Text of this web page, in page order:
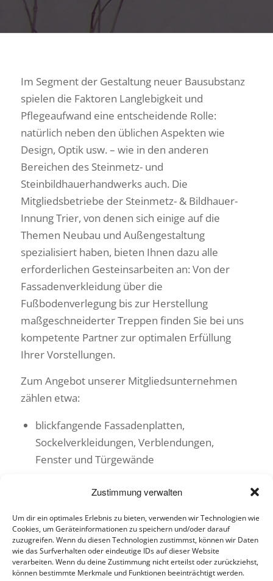
Zustimmung verwalten
Um dir ein optimales Erlebnis zu bieten, verwenden wir Technologien wie
Cookies, um Geräteinformationen zu speichern und/oder darauf
zuzugreifen. Wenn du diesen Technologien zustimmst, können wir Daten
wie das Surfverhalten oder eindeutige IDs auf dieser Website
verarbeiten. Wenn du deine Zustimmung nicht erteilst oder zurückziehst,
können bestimmte Merkmale und Funktionen beeinträchtigt werden.
Im Segment der Gestaltung neuer Bausubstanz
spielen die Faktoren Langlebigkeit und
Pflegeaufwand eine entscheidende Rolle:
natürlich neben den üblichen Aspekten wie
Design, Optik usw. – wie in den anderen
Bereichen des Steinmetz- und
Steinbildhauerhandwerks auch. Die
Mitgliedsbetriebe der Steinmetz- & Bildhauer-
Innung Trier, von denen sich einige auf die
Themen Neubau und Außengestaltung
spezialisiert haben, bieten Ihnen dazu alle
erforderlichen Gesteinsarbeiten an: Von der
Fassadenverkleidung über die
Fußbodenverlegung bis zur Herstellung
maßgeschneiderter Treppen finden Sie bei uns
kompetente Partner zur optimalen Erfüllung
Ihrer Vorstellungen.
Zum Angebot unserer Mitgliedsunternehmen
zählen etwa:
blickfangende Fassadenplatten,
Sockelverkleidungen, Verblendungen,
Fenster und Türgewände
individuelle Brunnenanlagen
historisch oder modern anmutende
Skulpturen
individuelle Schriftplatten, Hausnummern
und Namenssteine